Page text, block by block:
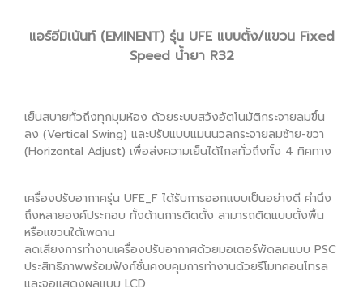
แอร์อีมิเน้นท์ (EMINENT) รุ่น UFE แบบตั้ง/แขวน Fixed
Speed น้ำยา R32
เย็นสบายทั่วถึงทุกมุมห้อง ด้วยระบบสวังอัตโนมัติกระจายลมขึ้น
ลง (Vertical Swing) และปรับแบบแมนนวลกระจายลมซ้าย-ขวา
(Horizontal Adjust) เพื่อส่งความเย็นได้ไกลทั่วถึงทั้ง 4 ทิศทาง
เครื่องปรับอากาศรุ่น UFE_F ได้รับการออกแบบเป็นอย่างดี คำนึง
ถึงหลายองค์ประกอบ ทั้งด้านการติดตั้ง สามารถติดแบบตั้งพื้น
หรือแขวนใต้เพดาน
ลดเสียงการทำงานเครื่องปรับอากาศด้วยมอเตอร์พัดลมแบบ PSC
ประสิทธิภาพพร้อมฟังก์ชั่นคงบคุมการทำงานด้วยรีโมทคอนโทรล
และจอแสดงผลแบบ LCD